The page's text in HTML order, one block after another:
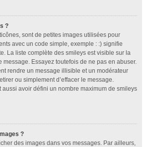
?
sont de petites images utilisées pour
avec un code simple, exemple : :) signifie
La liste complète des smileys est visible sur la
message. Essayez toutefois de ne pas en abuser.
rendre un message illisible et un modérateur
ou simplement d’effacer le message.
aussi avoir défini un nombre maximum de smileys
?
des images dans vos messages. Par ailleurs,